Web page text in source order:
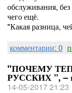
обслуживания,
чего ещё.
"Какая разница,
комментарии: 0
"ПОЧЕМУ
РУССКИХ ”, –
14-05-2017 21:23